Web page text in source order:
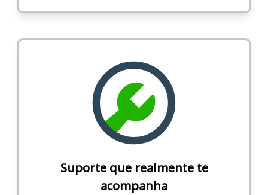
Suporte que realmente te
acompanha